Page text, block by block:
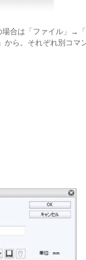
場合は「ファイル」→
ら。それぞれ別コマ